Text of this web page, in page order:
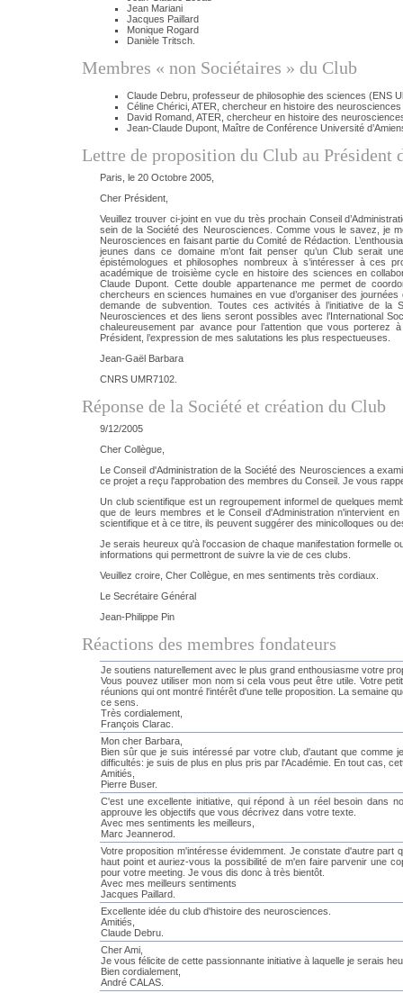
Jean Mariani
Jacques Paillard
Monique Rogard
Danièle Tritsch.
Membres « non Sociétaires » du Club
Claude Debru, professeur de philosophie des sciences (ENS
Céline Chérici, ATER, chercheur en histoire des
David Romand, ATER, chercheur en histoire des
Jean-Claude Dupont, Maître de Conférence Université
Lettre de proposition du Club au Président
Paris, le 20 Octobre 2005,
Cher Président,
Veuillez trouver ci-joint en vue du très prochain Conseil
sein de la Société des Neurosciences. Comme vous le savez, je
Neurosciences en faisant partie du Comité de Rédaction.
jeunes dans ce domaine m’ont fait penser qu’un Club serait
épistémologues et philosophes nombreux à s’intéresser à ces
académique de troisième cycle en histoire des sciences en
Claude Dupont. Cette double appartenance me permet de
chercheurs en sciences humaines en vue d’organiser des
demande de subvention. Toutes ces activités à l’initiative de la
Neurosciences et des liens seront possibles avec l’International
chaleureusement par avance pour l’attention que vous porterez
Président, l’expression de mes salutations les plus respectueuses.
Jean-Gaël Barbara
CNRS UMR7102.
Réponse de la Société et création du Club
9/12/2005
Cher Collègue,
Le Conseil d'Administration de la Société des Neurosciences a
ce projet a reçu l'approbation des membres du Conseil. Je vous
Un club scientifique est un regroupement informel de quelques
que de leurs membres et le Conseil d'Administration n'intervient
scientifique et à ce titre, ils peuvent suggérer des minicolloques ou
Je serais heureux qu'à l'occasion de chaque manifestation formelle
informations qui permettront de suivre la vie de ces clubs.
Veuillez croire, Cher Collègue, en mes sentiments très cordiaux.
Le Secrétaire Général
Jean-Philippe Pin
Réactions des membres fondateurs
Je soutiens naturellement avec le plus grand enthousiasme votre
Vous pouvez utiliser mon nom si cela vous peut être utile. Votre
réunions qui ont montré l'intérêt d'une telle proposition. La semaine
ce sens.
Très cordialement,
François Clarac.
Mon cher Barbara,
Bien sûr que je suis intéressé par votre club, d'autant que comme
difficultés: je suis de plus en plus pris par l'Académie. En tout cas,
Amitiés,
Pierre Buser.
C'est une excellente initiative, qui répond à un réel besoin dans
approuve les objectifs que vous décrivez dans votre texte.
Avec mes sentiments les meilleurs,
Marc Jeannerod.
Votre proposition m'intéresse évidemment. Je constate d'autre
haut point et auriez-vous la possibilité de m'en faire parvenir une
pour votre meeting. Je vous dis donc à très bientôt.
Avec mes meilleurs sentiments
Jacques Paillard.
Excellente idée du club d'histoire des neurosciences.
Amitiés,
Claude Debru.
Cher Ami,
Je vous félicite de cette passionnante initiative à laquelle je serais
Bien cordialement,
André CALAS.